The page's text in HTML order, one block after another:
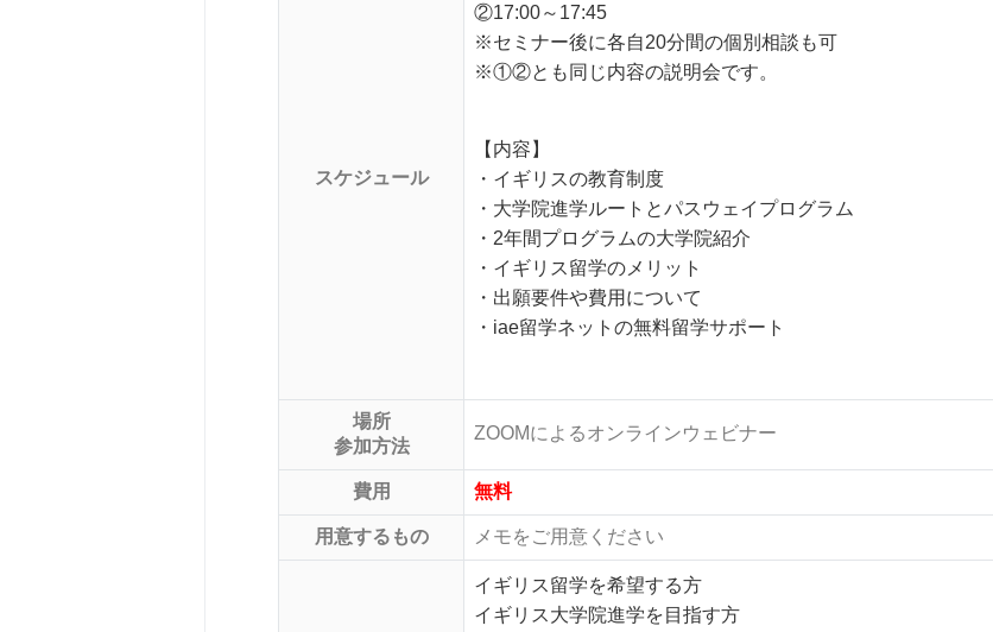
スケジュール
②17:00～17:45
※セミナー後に各自20分間の個別相談も可
※①②とも同じ内容の説明会です。
【内容】
・イギリスの教育制度
・大学院進学ルートとパスウェイプログラム
・2年間プログラムの大学院紹介
・イギリス留学のメリット
・出願要件や費用について
・iae留学ネットの無料留学サポート
場所
参加方法
ZOOMによるオンラインウェビナー
費用 無料
用意するもの メモをご用意ください
イギリス留学を希望する方
イギリス大学院進学を目指す方